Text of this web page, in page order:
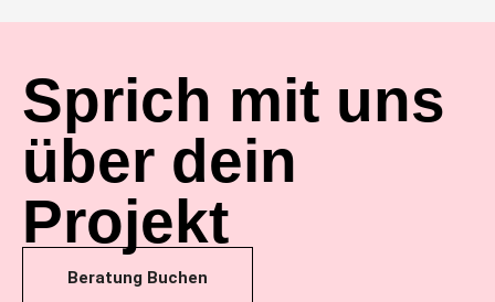
Sprich mit uns
über dein
Projekt
Beratung Buchen